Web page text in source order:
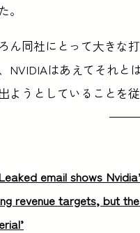
ん同社にとって大きな
NVIDIAはあえてそれと
ようとしていることを
email shows
revenue targets, but